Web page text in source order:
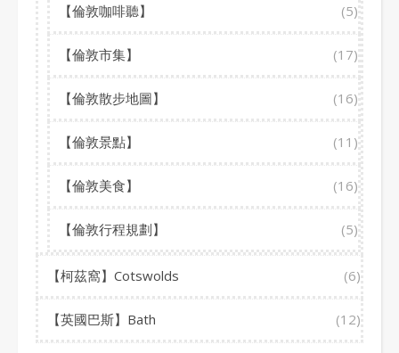
【倫敦咖啡聽】 (5)
【倫敦市集】 (17)
【倫敦散步地圖】 (16)
【倫敦景點】 (11)
【倫敦美食】 (16)
【倫敦行程規劃】 (5)
【柯茲窩】Cotswolds (6)
【英國巴斯】Bath (12)